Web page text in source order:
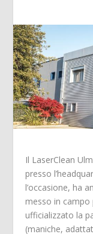
Il LaserClean
presso
l’occasione, ha
messo in campo
ufficializzato la
(maniche,